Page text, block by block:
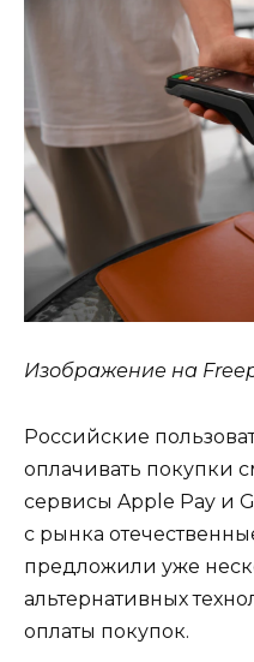
Изображение на
Российские
оплачивать покупки
сервисы Apple Pay и
с рынка
предложили уже
альтернативных
оплаты покупок.